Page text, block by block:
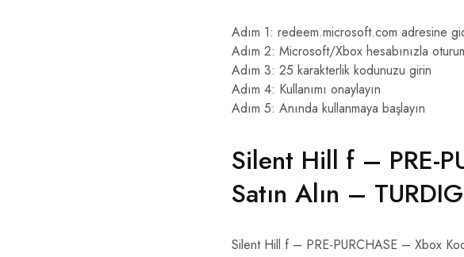
Adım 1: redeem.microsoft.com adresine
Adım 2: Microsoft/Xbox hesabınızla
Adım 3: 25 karakterlik kodunuzu girin
Adım 4: Kullanımı onaylayın
Adım 5: Anında kullanmaya başlayın
Silent Hill f – PRE-
Satın Alın –
Silent Hill f – PRE-PURCHASE – Xbox